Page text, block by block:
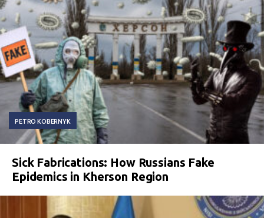
PETRO KOBERNYK
Sick Fabrications: How Russians Fake
Epidemics in Kherson Region